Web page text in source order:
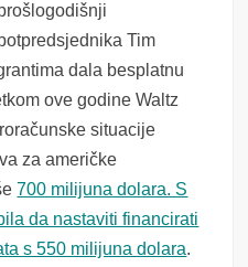
Tim
dala besplatnu
ove godine Waltz
situacije
za američke
700 milijuna dolara. S
da nastaviti financirati
s 550 milijuna dolara.